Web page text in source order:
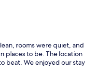
rooms were quiet, and
places to be. The location
beat. We enjoyed our stay